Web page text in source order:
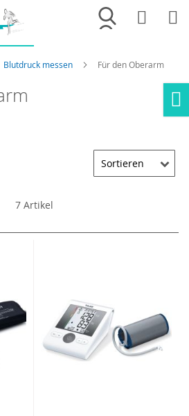
Merkliste
Blutdruck messen Für den Oberarm
7Artikel